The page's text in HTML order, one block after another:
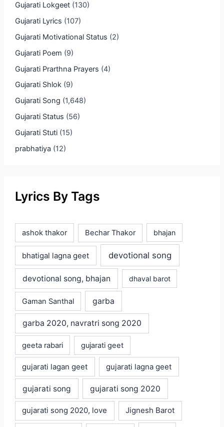
Gujarati Lokgeet(130)
Gujarati Lyrics (107)
Gujarati Motivational Status (2)
Gujarati Poem (9)
Gujarati Prarthna Prayers (4)
Gujarati Shlok(9)
Gujarati Song (1,648)
Gujarati Status (56)
Gujarati Stuti(15)
prabhatiya (12)
Lyrics By Tags
ashok thakor Bechar Thakor bhajan
bhatigal lagna geet devotional song
devotional song, bhajan dhaval barot
Gaman Santhal garba
garba 2020, navratri song 2020
geeta rabari gujarati geet
gujarati lagan geet gujarati lagna geet
gujarati song gujarati song 2020
gujarati song 2020, love Jignesh Barot